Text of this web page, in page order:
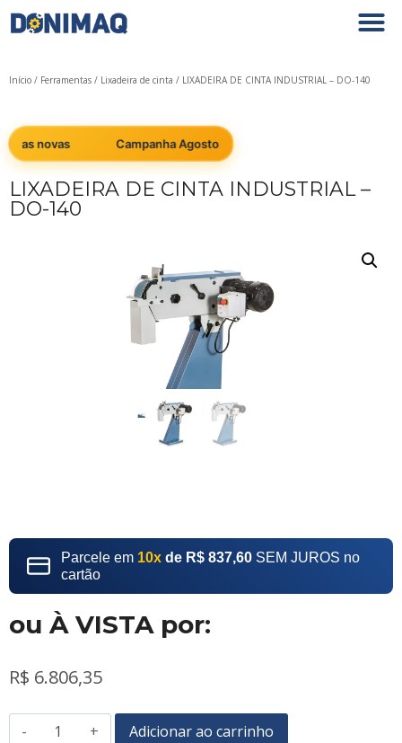
Início / Ferramentas / Lixadeira de cinta / LIXADEIRA DE CINTA INDUSTRIAL – DO-140
novas Campanha Agosto: Cobrimos qualquer preço em
LIXADEIRA DE CINTA INDUSTRIAL –
DO-140
Parcele em 10xde R$ 837,60SEM JUROS no
cartão
ou À VISTA por:
R$ 6.806,35
Adicionar ao carrinho